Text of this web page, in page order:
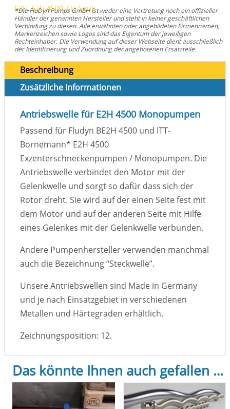
E2H,E2H 4500,EH Serie
*Die FluDyn Pumps GmbH ist weder eine Vertretung noch ein offizieller
Händler der genannten Hersteller und steht in keiner geschäftlichen
Verbindung zu diesen. Alle erwähnten oder abgebildeten Firmennamen,
Markenzeichen sowie Logos sind das Eigentum der jeweiligen
Rechteinhaber. Die Verwendung auf dieser Webseite dient ausschließlich
der Identifizierung und Zuordnung der angebotenen Ersatzteile.
Beschreibung
Zusätzliche Informationen
Antriebswelle für E2H 4500 Monopumpen
Passend für Fludyn BE2H 4500 und ITT-
Bornemann* E2H 4500
Exzenterschneckenpumpen / Monopumpen. Die
Antriebswelle verbindet den Motor mit der
Gelenkwelle und sorgt so dafür dass sich der
Rotor dreht. Sie wird auf der einen Seite fest mit
dem Motor und auf der anderen Seite mit Hilfe
eines Gelenkes mit der Gelenkwelle verbunden.
Andere Pumpenhersteller verwenden manchmal
auch die Bezeichnung “Steckwelle”.
Unsere Antriebswellen sind Made in Germany
und je nach Einsatzgebiet in verschiedenen
Metallen und Härtegraden erhältlich.
Zeichnungsposition: 12.
Das könnte Ihnen auch gefallen …